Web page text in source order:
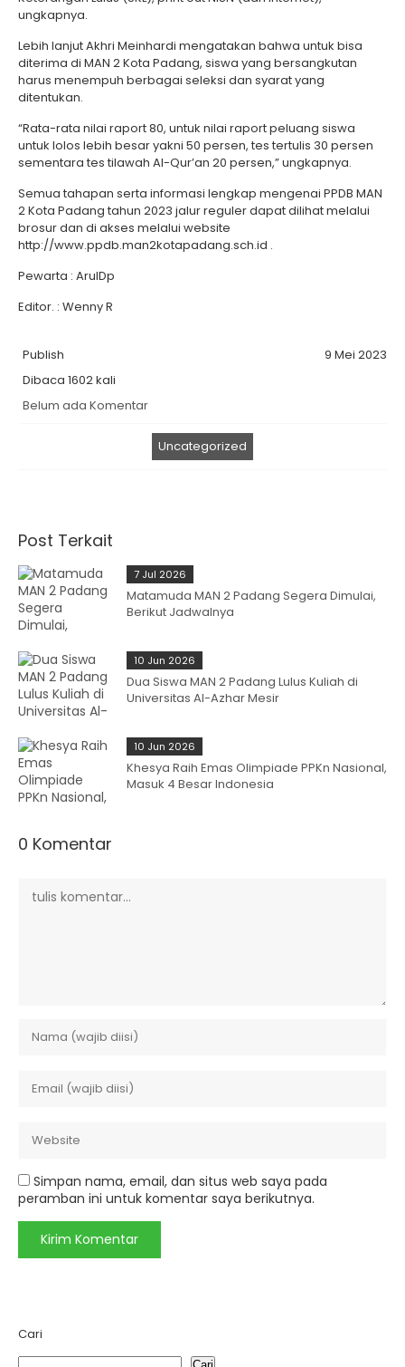
ungkapnya.
Lebih lanjut Akhri Meinhardi mengatakan bahwa untuk bisa
diterima di MAN 2 Kota Padang, siswa yang bersangkutan
harus menempuh berbagai seleksi dan syarat yang
ditentukan.
“Rata-rata nilai raport 80, untuk nilai raport peluang siswa
untuk lolos lebih besar yakni 50 persen, tes tertulis 30 persen
sementara tes tilawah Al-Qur’an 20 persen,” ungkapnya.
Semua tahapan serta informasi lengkap mengenai PPDB MAN
2 Kota Padang tahun 2023 jalur reguler dapat dilihat melalui
brosur dan di akses melalui website
http://www.ppdb.man2kotapadang.sch.id .
Pewarta : ArulDp
Editor. : Wenny R
Publish
9 Mei 2023
Dibaca 1602 kali
Belum ada Komentar
Uncategorized
Post Terkait
7 Jul 2026
Matamuda MAN 2 Padang Segera Dimulai,
Berikut Jadwalnya
10 Jun 2026
Dua Siswa MAN 2 Padang Lulus Kuliah di
Universitas Al-Azhar Mesir
10 Jun 2026
Khesya Raih Emas Olimpiade PPKn Nasional,
Masuk 4 Besar Indonesia
0 Komentar
Simpan nama, email, dan situs web saya pada
peramban ini untuk komentar saya berikutnya.
Cari